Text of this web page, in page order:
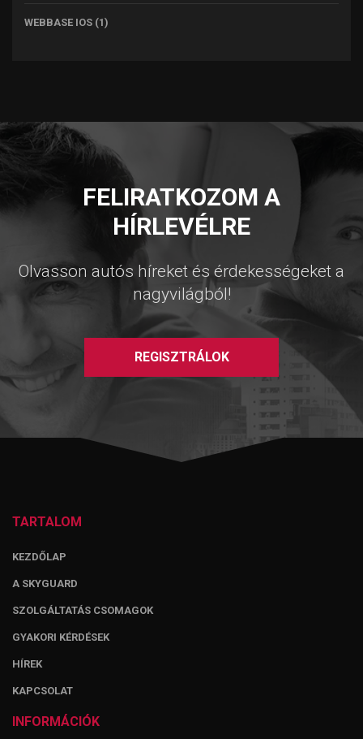
WEBBASE IOS (1)
FELIRATKOZOM A
HÍRLEVÉLRE
Olvasson autós híreket és érdekességeket a
nagyvilágból!
REGISZTRÁLOK
TARTALOM
KEZDŐLAP
A SKYGUARD
SZOLGÁLTATÁS CSOMAGOK
GYAKORI KÉRDÉSEK
HÍREK
KAPCSOLAT
INFORMÁCIÓK